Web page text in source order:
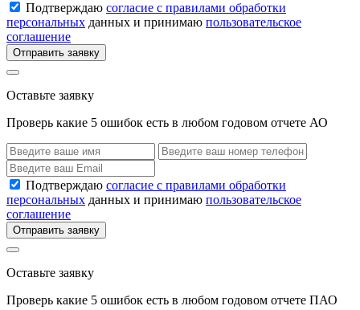
Подтверждаю согласие с правилами обработки
персональных данных и принимаю пользовательское
соглашение
Отправить заявку
Оставьте заявку
Проверь какие 5 ошибок есть в любом годовом отчете АО
Подтверждаю согласие с правилами обработки
персональных данных и принимаю пользовательское
соглашение
Отправить заявку
Оставьте заявку
Проверь какие 5 ошибок есть в любом годовом отчете ПАО